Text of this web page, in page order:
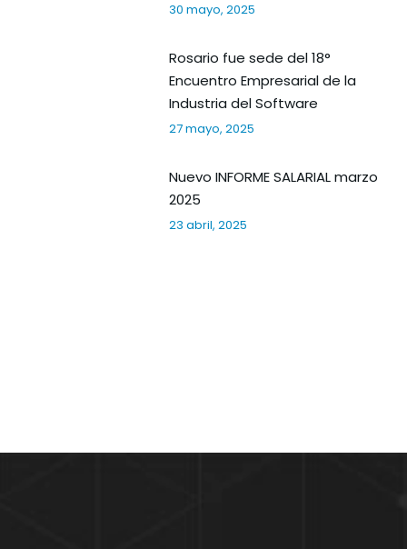
30 mayo, 2025
Rosario fue sede del 18°
Encuentro Empresarial de la
Industria del Software
27 mayo, 2025
Nuevo INFORME SALARIAL marzo
2025
23 abril, 2025